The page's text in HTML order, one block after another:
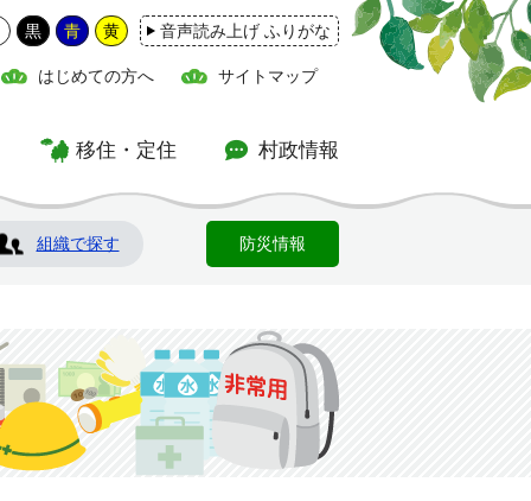
黒 青 黄 音声読み上げ ふりがな
はじめての方へ サイトマップ
移住・定住 村政情報
組織で探す 防災情報